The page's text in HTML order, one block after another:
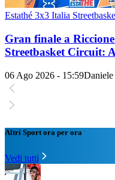
Estathé 3x3 Italia
Gran finale a
Streetbasket Circuit:
06 Ago 2026 - 15:59
Altri Sport ora per ora
Vedi tutti